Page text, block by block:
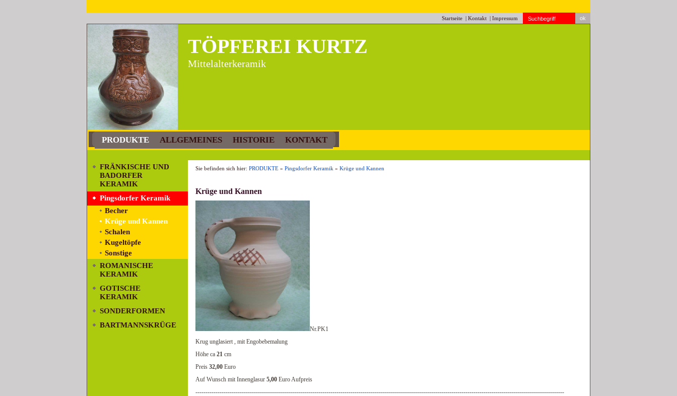
Startseite | Kontakt | Impressum
TÖPFEREI KURTZ
Mittelalterkeramik
PRODUKTE ALLGEMEINES HISTORIE KONTAKT
FRÄNKISCHE UND
BADORFER
KERAMIK
Pingsdorfer Keramik
Becher
Krüge und Kannen
Schalen
Kugeltöpfe
Sonstige
ROMANISCHE
KERAMIK
GOTISCHE
KERAMIK
SONDERFORMEN
BARTMANNSKRÜGE
Sie befinden sich hier: PRODUKTE » Pingsdorfer Keramik » Krüge und Kannen
Krüge und Kannen
Nr.PK1
Krug unglasiert , mit Engobebemalung
Höhe ca 21 cm
Preis 32,00 Euro
Auf Wunsch mit Innenglasur 5,00 Euro Aufpreis
---------------------------------------------------------------------------------------------------------------------------------------------------------------------------------------